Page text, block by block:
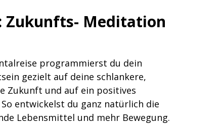
Zukunfts- Meditation
programmierst du dein
gezielt auf deine schlankere,
Zukunft und auf ein positives
entwickelst du ganz natürlich die
Lebensmittel und mehr Bewegung.